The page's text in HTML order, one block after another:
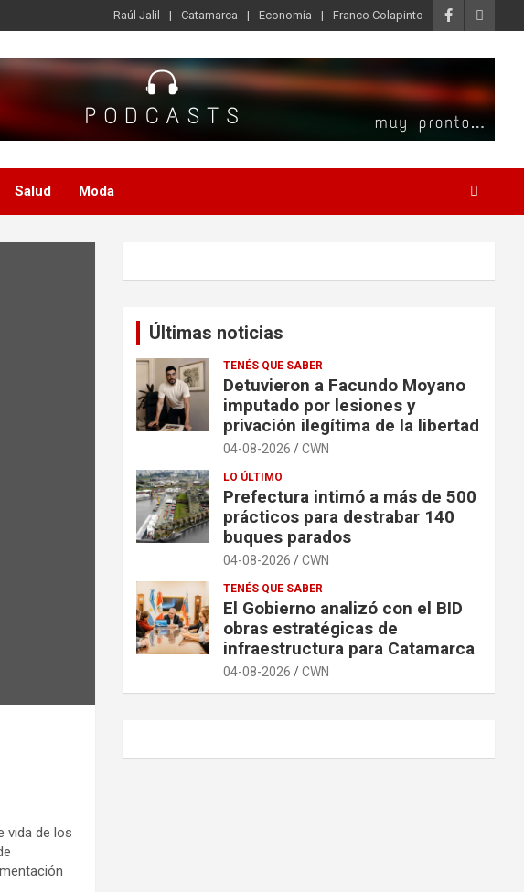
Raúl Jalil Catamarca Economía Franco Colapinto
Salud Moda
vida de los
Últimas noticias
TENÉS QUE SABER
Detuvieron a Facundo Moyano
imputado por lesiones y
privación ilegítima de la libertad
04-08-2026 CWN
LO ÚLTIMO
Prefectura intimó a más de 500
prácticos para destrabar 140
buques parados
04-08-2026 CWN
TENÉS QUE SABER
El Gobierno analizó con el BID
obras estratégicas de
infraestructura para Catamarca
04-08-2026 CWN